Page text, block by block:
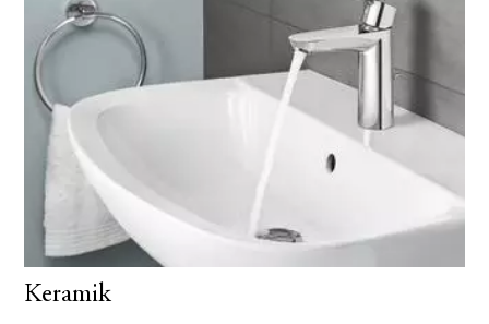
Keramik